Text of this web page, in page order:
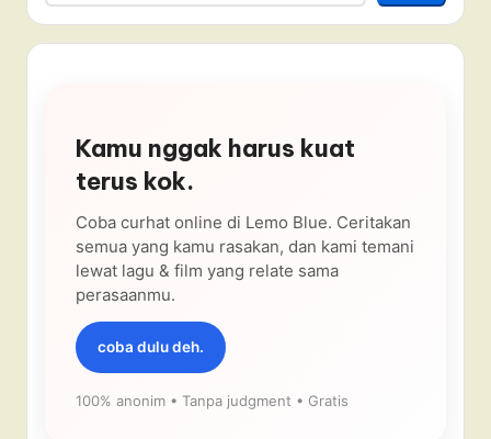
Kamu nggak harus kuat
terus kok.
Coba curhat online di Lemo Blue. Ceritakan
semua yang kamu rasakan, dan kami temani
lewat lagu & film yang relate sama
perasaanmu.
coba dulu deh.
100% anonim • Tanpa judgment • Gratis